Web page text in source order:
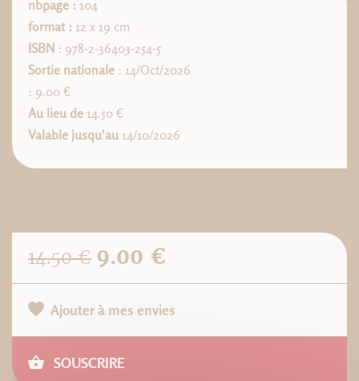
nbpage : 104
format : 12 x 19 cm
ISBN : 978-2-36403-254-5
Sortie nationale : 14/Oct/2026
: 9.00 €
Au lieu de 14.50 €
Valable jusqu'au 14/10/2026
14.50 € 9.00 €
Ajouter à mes envies
SOUSCRIRE